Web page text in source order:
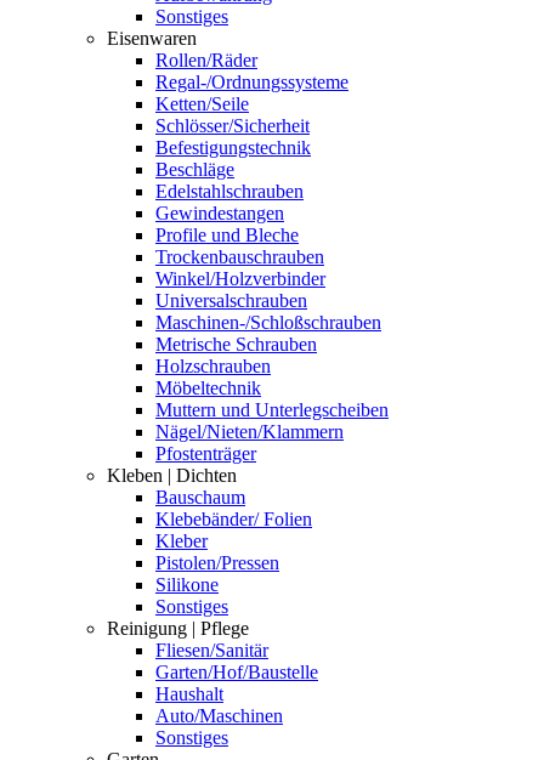
Sonstiges
Eisenwaren
Rollen/Räder
Regal-/Ordnungssysteme
Ketten/Seile
Schlösser/Sicherheit
Befestigungstechnik
Beschläge
Edelstahlschrauben
Gewindestangen
Profile und Bleche
Trockenbauschrauben
Winkel/Holzverbinder
Universalschrauben
Maschinen-/Schloßschrauben
Metrische Schrauben
Holzschrauben
Möbeltechnik
Muttern und Unterlegscheiben
Nägel/Nieten/Klammern
Pfostenträger
Kleben | Dichten
Bauschaum
Klebebänder/ Folien
Kleber
Pistolen/Pressen
Silikone
Sonstiges
Reinigung | Pflege
Fliesen/Sanitär
Garten/Hof/Baustelle
Haushalt
Auto/Maschinen
Sonstiges